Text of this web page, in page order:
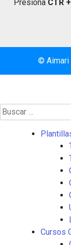
Presiona CTR
© Aimari
Buscar:
Cursos